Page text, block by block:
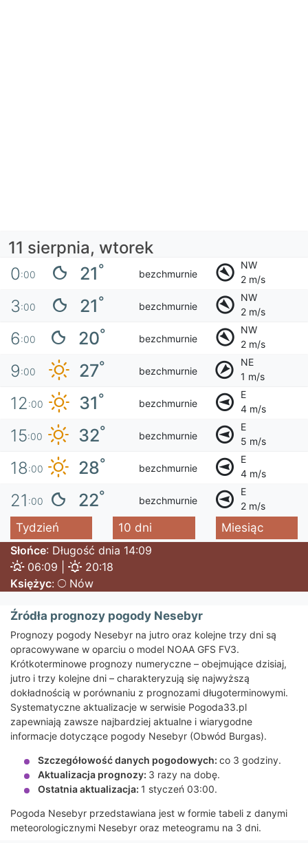
11 sierpnia, wtorek
0:00 21° bezchmurnie
NW
2 m/s
3:00 21° bezchmurnie
NW
2 m/s
6:00 20° bezchmurnie
NW
2 m/s
9:00 27° bezchmurnie
NE
1 m/s
12:00 31° bezchmurnie
E
4 m/s
15:00 32° bezchmurnie
E
5 m/s
18:00 28° bezchmurnie
E
4 m/s
21 :00 22° bezchmurnie
E
2 m/s
Tydzień 10 dni
Miesiąc
Słońce: Długość dnia 14:09
06:09 |
20:18
Księżyc: Nów
Źródła prognozy pogody Nesebyr
Prognozy pogody Nesebyr na jutro oraz kolejne trzy dni są
opracowywane w oparciu o model NOAA GFS FV3.
Krótkoterminowe prognozy numeryczne – obejmujące dzisiaj,
jutro i trzy kolejne dni – charakteryzują się najwyższą
dokładnością w porównaniu z prognozami długoterminowymi.
Systematyczne aktualizacje w serwisie Pogoda33.pl
zapewniają zawsze najbardziej aktualne i wiarygodne
informacje dotyczące pogody Nesebyr (Obwód Burgas).
Szczegółowość danych pogodowych: co 3 godziny.
Aktualizacja prognozy: 3 razy na dobę.
Ostatnia aktualizacja: 1 styczeń 03:00.
Pogoda Nesebyr przedstawiana jest w formie tabeli z danymi
meteorologicznymi Nesebyr oraz meteogramu na 3 dni.